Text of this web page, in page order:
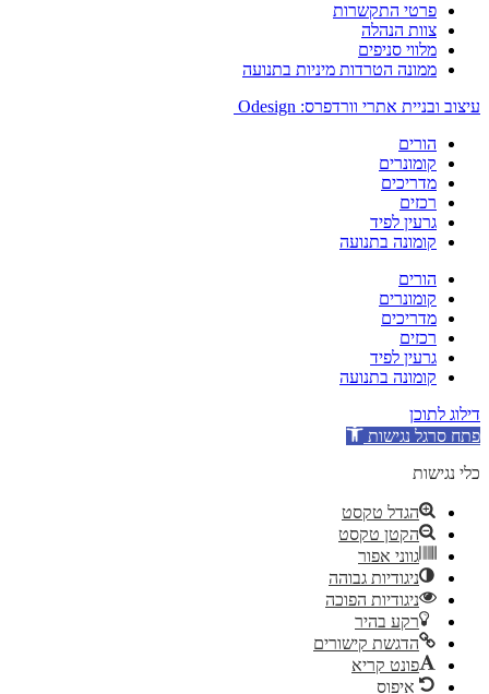
פרטי התקשרות
צוות הנהלה
מלווי סניפים
ממונה הטרדות מיניות בתנועה
עיצוב ובניית אתרי וורדפרס: Odesign
הורים
קומונרים
מדריכים
רכזים
גרעין לפיד
קומונה בתנועה
הורים
קומונרים
מדריכים
רכזים
גרעין לפיד
קומונה בתנועה
דילוג לתוכן
פתח סרגל נגישות
כלי נגישות
הגדל טקסט
הקטן טקסט
גווני אפור
ניגודיות גבוהה
ניגודיות הפוכה
רקע בהיר
הדגשת קישורים
פונט קריא
איפוס